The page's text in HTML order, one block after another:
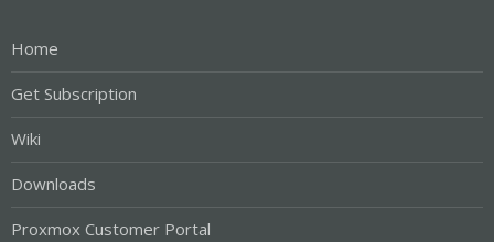
Home
Get Subscription
Wiki
Downloads
Proxmox Customer Portal